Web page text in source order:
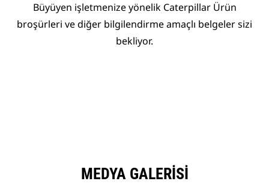
Büyüyen işletmenize yönelik Caterpillar Ürün
broşürleri ve diğer bilgilendirme amaçlı belgeler sizi
bekliyor.
MEDYA GALERISI